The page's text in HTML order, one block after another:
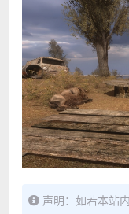
声明：如若本站